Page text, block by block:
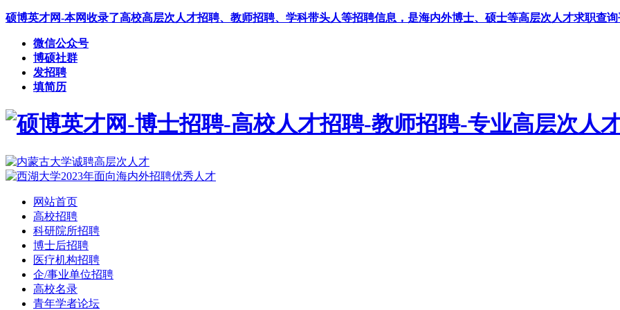
硕博英才网-本网收录了高校高层次人才招聘、教师招聘、学科带头人等招聘信息，是海内外博士、硕士等高层次人才求职查
微信公众号
博硕社群
发招聘
填简历
网站首页
高校招聘
科研院所招聘
博士后招聘
医疗机构招聘
企/事业单位招聘
高校名录
青年学者论坛